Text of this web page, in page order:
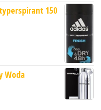
150
Woda